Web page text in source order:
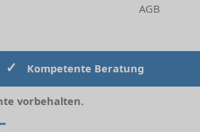
AGB
✓ Kompetente Beratung
vorbehalten.